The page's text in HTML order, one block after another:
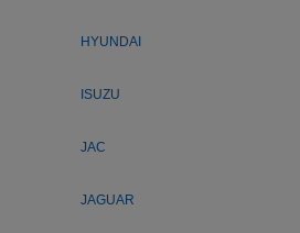
HYUNDAI
ISUZU
JAC
JAGUAR